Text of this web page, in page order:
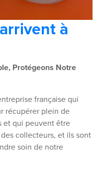
à
Protégeons Notre
française qui
récupérer plein de
et qui peuvent être
collecteurs, et ils sont
soin de notre